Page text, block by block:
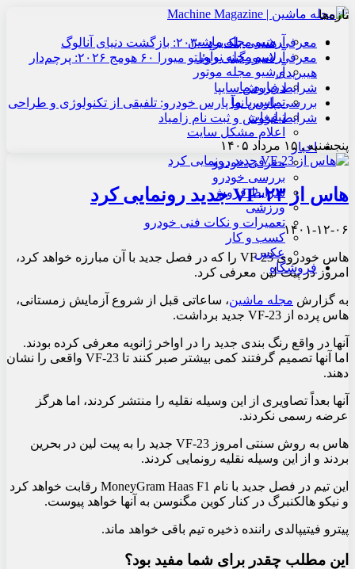
آرشیو مجله ماشین
آرشیو مجله نوآور
آرشیو مجله موتور
درباره ما
تماس با ما
تبلیغات
اعلام مشکل سایت
اخبار
معرفی خودرو
بررسی خودرو
شرایط فروش
ورزشی
تعمیرات و نکات فنی خودرو
کسب و کار
عکس
فروشگاه
تازه‌ها
معرفی هنسی بلک‌برد ۲۰۳۰: بازگشت دنیای آنالوگ
معرفی لامبورگینی روئلتو میورا ۶۰ هومج ۲۰۲۶: پرچم‌دار
هیبریدی
شرایط فروش سایپا
بررسی پارس نوآ پارس خودرو: تلفیقی از تکنولوژی و طراحی
شرایط فروش و ثبت نام زامیاد
پنجشنبه , ۱۵ مرداد ۱۴۰۵
هاس از VF-۲۳ جدید رونمایی کرد
۱۴۰۱-۱۲-۰۶
هاس خودروی VF-23 را که در فصل جدید با آن مبارزه خواهد کرد،
امروز در پیت لین معرفی کرد.
به گزارش مجله ماشین، ساعاتی قبل از شروع آزمایش زمستانی،
هاس پرده از VF-23 جدید برداشت.
آنها در واقع رنگ بندی جدید را در اواخر ژانویه معرفی کرده بودند.
اما آنها تصمیم گرفتند کمی بیشتر صبر کنند تا VF-23 واقعی را نشان
دهند.
آنها بعداً تصاویری از این وسیله نقلیه را منتشر کردند، اما هرگز
عرضه رسمی نکردند.
هاس به روش سنتی امروز VF-23 جدید را به پیت لین در بحرین
بردند و از این وسیله نقلیه رونمایی کردند.
این تیم در فصل جدید با نام MoneyGram Haas F1 رقابت خواهد کرد
و نیکو هالکنبرگ در کنار کوین مگنوسن به آنها خواهد پیوست.
پیترو فیتیپالدی راننده ذخیره تیم باقی خواهد ماند.
این مطلب چقدر برای شما مفید بود؟